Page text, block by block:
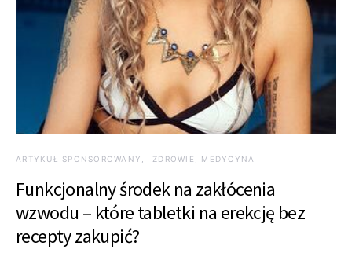
ARTYKUŁ SPONSOROWANY ZDROWIE, MEDYCYNA
Funkcjonalny środek na zakłócenia
wzwodu – które tabletki na erekcję bez
recepty zakupić?